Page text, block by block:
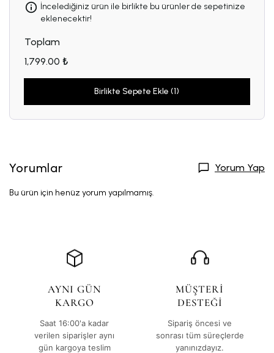
İncelediğiniz ürün ile birlikte bu ürünler de sepetinize
eklenecektir!
Toplam
1,799.00 ₺
Birlikte Sepete Ekle (1)
Yorumlar Yorum Yap
Bu ürün için henüz yorum yapılmamış.
AYNI GÜN
KARGO
Saat 16:00'a kadar
verilen siparişler aynı
gün kargoya teslim
MÜŞTERİ
DESTEĞİ
Sipariş öncesi ve
sonrası tüm süreçlerde
yanınızdayız.